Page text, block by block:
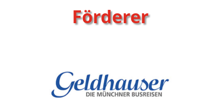
Förderer